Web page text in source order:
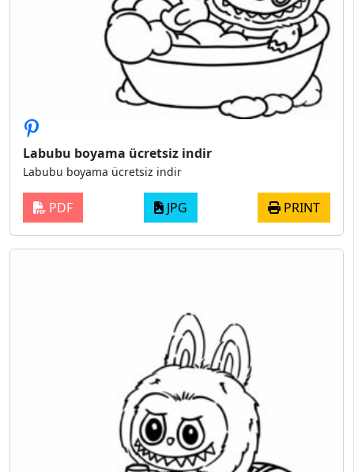
Labubu boyama ücretsiz indir
Labubu boyama ücretsiz indir
PDF JPG PRINT